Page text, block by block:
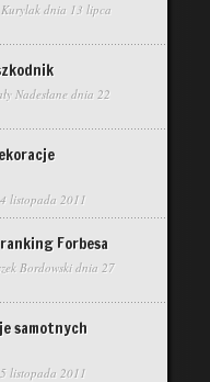
dnia 13 lipca
Nadesłanednia 22
listopada 2011
Forbesa
Bordowskidnia 27
samotnych
listopada 2011